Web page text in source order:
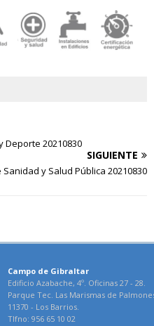
Deporte 20210830
SIGUIENTE
y Salud Pública 20210830
Campo de Gibraltar
Edificio Azabache, 4º. Oficinas 27 - 28.
Parque Tec. Las Marismas de
11370 - Los Barrios.
Tlfno: 956 65 10 02